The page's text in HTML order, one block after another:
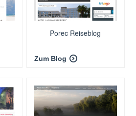
Porec Reiseblog
Zum Blog